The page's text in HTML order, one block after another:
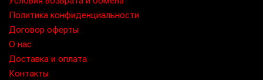
Политика конфиденциальности
Договор оферты
O нас
Доставка и оплата
Контакты